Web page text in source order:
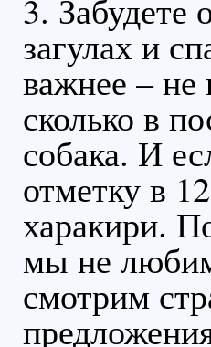
3. Забудете
загулах и
важнее – не
сколько в
собака. И
отметку в
харакири.
мы не
смотрим